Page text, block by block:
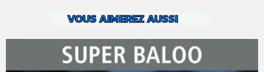
VOUS AIMEREZ AUSSI